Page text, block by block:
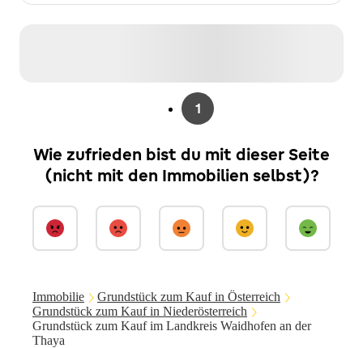
1
Wie zufrieden bist du mit dieser Seite
(nicht mit den Immobilien selbst)?
Immobilie
Grundstück zum Kauf in Österreich
Grundstück zum Kauf in Niederösterreich
Grundstück zum Kauf im Landkreis Waidhofen an der
Thaya